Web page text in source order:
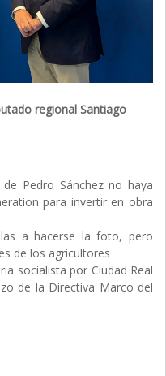
regional Santiago
Pedro Sánchez no haya
para invertir en obra
a hacerse la foto, pero
de los agricultores
socialista por Ciudad Real
de la Directiva Marco del